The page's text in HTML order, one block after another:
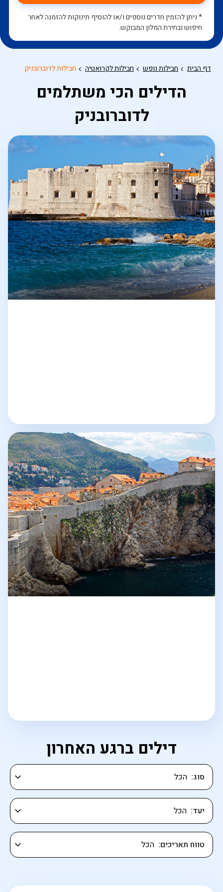
* ניתן להזמין חדרים נוספים ו/או להוסיף תינוקות להזמנה לאחר
חיפוש ובחירת המלון המבוקש.
דף הבית חבילות נופש חבילות לקרואטיה חבילות לדוברובניק
הדילים הכי משתלמים
לדוברובניק
דילים ברגע האחרון
יעד
סוג
טווח תאריכים